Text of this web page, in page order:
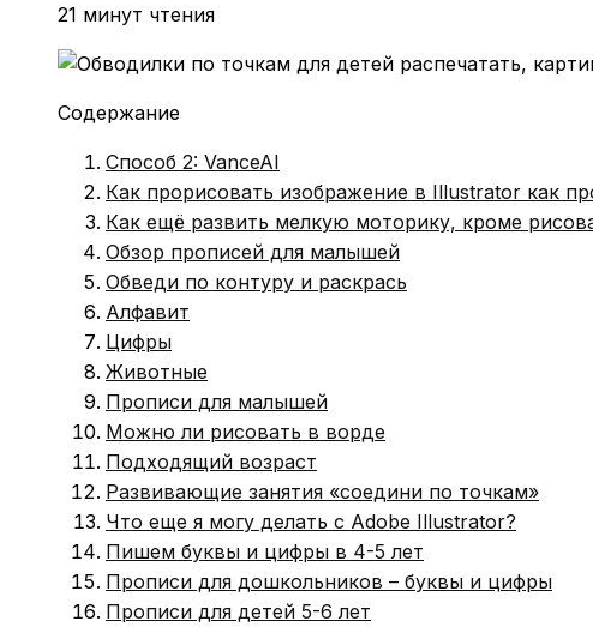
21 минут чтения
Содержание
Способ 2: VanceAI
Как прорисовать изображение в Illustrator как
Как ещё развить мелкую моторику, кроме
Обзор прописей для малышей
Обведи по контуру и раскрась
Алфавит
Цифры
Животные
Прописи для малышей
Можно ли рисовать в ворде
Подходящий возраст
Развивающие занятия «соедини по точкам»
Что еще я могу делать с Adobe Illustrator?
Пишем буквы и цифры в 4-5 лет
Прописи для дошкольников – буквы и цифры
Прописи для детей 5-6 лет